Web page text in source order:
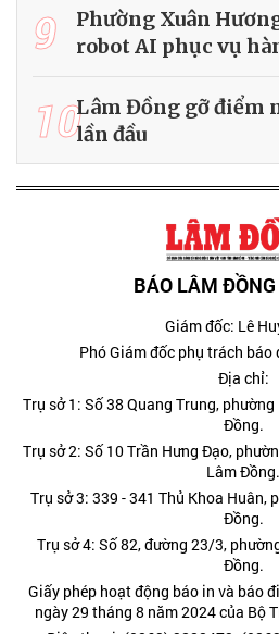
9
Phường Xuân
robot AI phục vụ
10Lâm Đồng gỡ điểm
lần đầu
BÁO LÂM
Giám đốc: Lê
Phó Giám đốc phụ trách báo
Địa chỉ:
Trụ sở 1: Số 38 Quang Trung,
Đồng.
Trụ sở 2: Số 10 Trần Hưng Đạo,
Lâm Đồng.
Trụ sở 3: 339 - 341 Thủ Khoa Huân,
Đồng.
Trụ sở 4: Số 82, đường 23/3,
Đồng.
Giấy phép hoạt động báo in và báo
ngày 29 tháng 8 năm 2024 của Bộ